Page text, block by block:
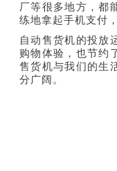
厂等很多地方，都
练地拿起手机支付
自动售货机的投放
购物体验，也节约
售货机与我们的生
分广阔。